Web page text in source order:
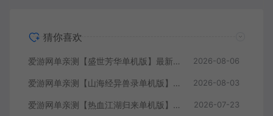
猜你喜欢
爱游网单亲测【盛世芳华单机版】最新整理宫斗养成回合抽卡多区跨服代金券内购虚拟机一键端视频教学+linux手工外网端文本教学 2026-08-06
爱游网单亲测【山海经异兽录单机版】最新整理11赛季代金券内购版 带GM物品充值后台 模拟器手游 解压一键端 视频安装教学+手工端文本教学 2026-08-03
爱游网单亲测【热血江湖归来单机版】最新整理7职业精修多项修复 带网页GM物品后台 代金券内购 虚拟机一键端视频安装教学+手工端文本教学 2026-07-23